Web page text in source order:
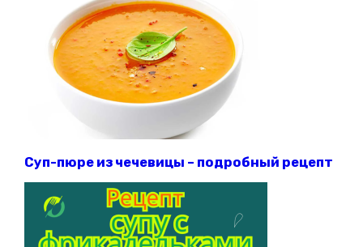
Суп-пюре из чечевицы – подробный рецепт